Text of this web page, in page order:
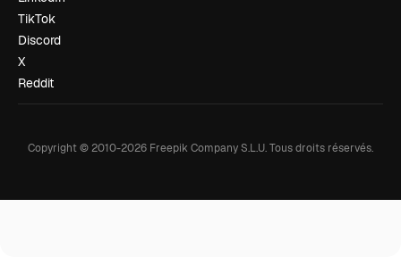
TikTok
Discord
X
Reddit
Copyright © 2010-2026 Freepik Company S.L.U.Tous droits réservés.